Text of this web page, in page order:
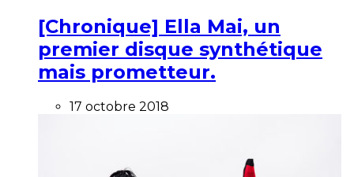
[Chronique] Ella Mai, un
premier disque synthétique
mais prometteur.
17 octobre 2018